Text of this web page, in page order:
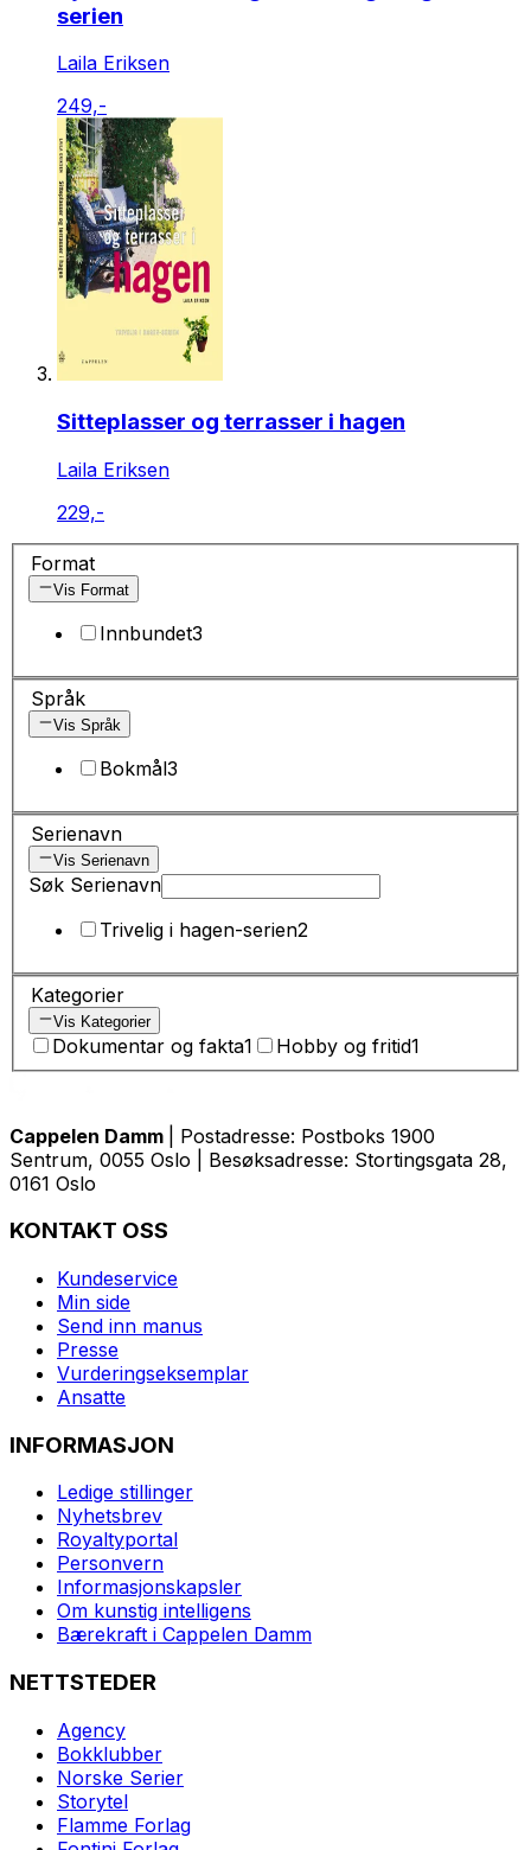
serien
Laila Eriksen
249,-
Sitteplasser og terrasser i hagen
Laila Eriksen
229,-
Format
Vis Format
Innbundet3
Språk
Vis Språk
Bokmål3
Serienavn
Vis Serienavn
Søk Serienavn
Trivelig i hagen-serien2
Kategorier
Vis Kategorier
Dokumentar og fakta1 Hobby og fritid1
Cappelen Damm
| Postadresse: Postboks 1900
Sentrum, 0055 Oslo | Besøksadresse: Stortingsgata 28,
0161 Oslo
KONTAKT OSS
Kundeservice
Min side
Send inn manus
Presse
Vurderingseksemplar
Ansatte
INFORMASJON
Ledige stillinger
Nyhetsbrev
Royaltyportal
Personvern
Informasjonskapsler
Om kunstig intelligens
Bærekraft i Cappelen Damm
NETTSTEDER
Agency
Bokklubber
Norske Serier
Storytel
Flamme Forlag